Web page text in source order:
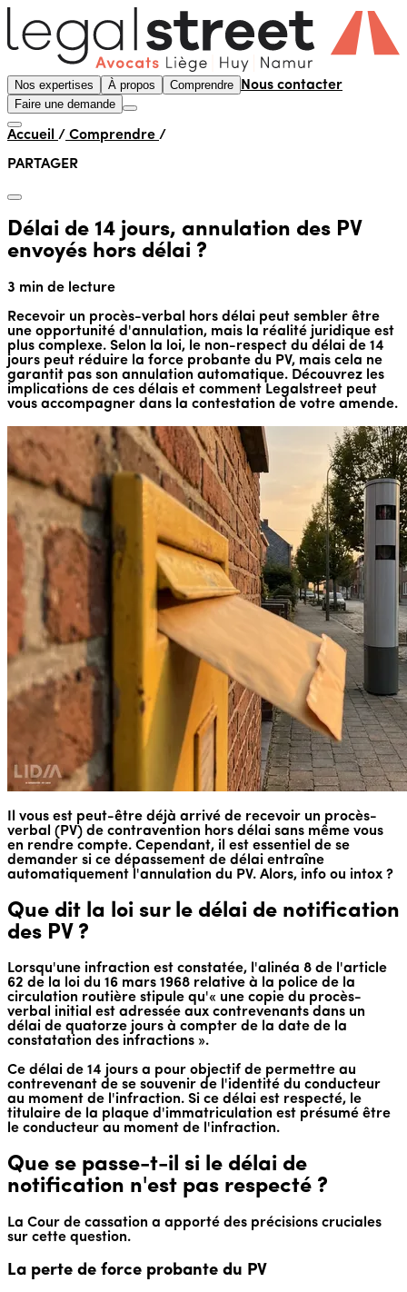
Nos expertises À propos Comprendre Nous contacter
Faire une demande
Accueil / Comprendre /
PARTAGER
Délai de 14 jours, annulation des PV
envoyés hors délai ?
3 min de lecture
Recevoir un procès-verbal hors délai peut sembler être
une opportunité d'annulation, mais la réalité juridique est
plus complexe. Selon la loi, le non-respect du délai de 14
jours peut réduire la force probante du PV, mais cela ne
garantit pas son annulation automatique. Découvrez les
implications de ces délais et comment Legalstreet peut
vous accompagner dans la contestation de votre amende.
Il vous est peut-être déjà arrivé de recevoir un procès-
verbal (PV) de contravention hors délai sans même vous
en rendre compte. Cependant, il est essentiel de se
demander si ce dépassement de délai entraîne
automatiquement l'annulation du PV. Alors, info ou intox ?
Que dit la loi sur le délai de notification
des PV ?
Lorsqu'une infraction est constatée, l'alinéa 8 de l'article
62 de la loi du 16 mars 1968 relative à la police de la
circulation routière stipule qu'« une copie du procès-
verbal initial est adressée aux contrevenants dans un
délai de quatorze jours à compter de la date de la
constatation des infractions ».
Ce délai de 14 jours a pour objectif de permettre au
contrevenant de se souvenir de l'identité du conducteur
au moment de l'infraction. Si ce délai est respecté, le
titulaire de la plaque d'immatriculation est présumé être
le conducteur au moment de l'infraction.
Que se passe-t-il si le délai de
notification n'est pas respecté ?
La Cour de cassation a apporté des précisions cruciales
sur cette question.
La perte de force probante du PV